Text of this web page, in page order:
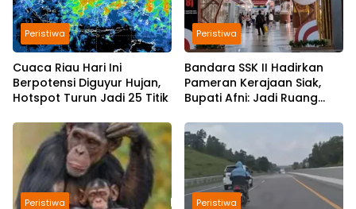
Peristiwa
Cuaca Riau Hari Ini
Berpotensi Diguyur Hujan,
Hotspot Turun Jadi 25 Titik
Peristiwa
Bandara SSK II Hadirkan
Pameran Kerajaan Siak,
Bupati Afni: Jadi Ruang
Peristiwa Peristiwa